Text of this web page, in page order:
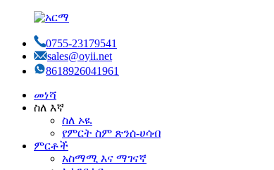
0755-23179541
sales@oyii.net
8618926041961
መነሻ
ስለ እኛ
ስለ ኦዪ
የምርት ስም ጽንሰ-ሀሳብ
ምርቶች
አስማሚ እና ማገናኛ